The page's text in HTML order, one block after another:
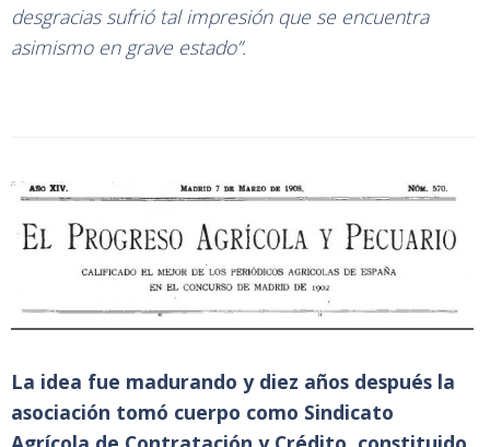
desgracias sufrió tal impresión que se encuentra
asimismo en grave estado”.
La idea fue madurando y diez años después la
asociación tomó cuerpo como Sindicato